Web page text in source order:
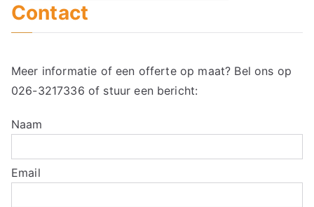
Contact
Meer informatie of een offerte op maat? Bel ons op
026-3217336 of stuur een bericht:
Naam
Email